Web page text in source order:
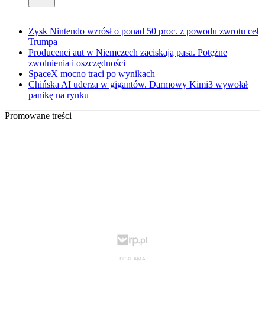
Zysk Nintendo wzrósł o ponad 50 proc. z powodu zwrotu ceł
Trumpa
Producenci aut w Niemczech zaciskają pasa. Potężne
zwolnienia i oszczędności
SpaceX mocno traci po wynikach
Chińska AI uderza w gigantów. Darmowy Kimi3 wywołał
panikę na rynku
Promowane treści